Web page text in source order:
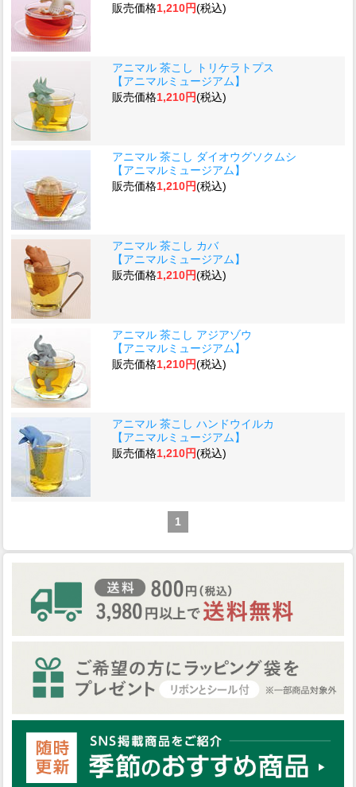
販売価格1,210円(税込)
アニマル 茶こし トリケラトプス
【アニマルミュージアム】
販売価格1,210円(税込)
アニマル 茶こし ダイオウグソクムシ
【アニマルミュージアム】
販売価格1,210円(税込)
アニマル 茶こし カバ
【アニマルミュージアム】
販売価格1,210円(税込)
アニマル 茶こし アジアゾウ
【アニマルミュージアム】
販売価格1,210円(税込)
アニマル 茶こし ハンドウイルカ
【アニマルミュージアム】
販売価格1,210円(税込)
1